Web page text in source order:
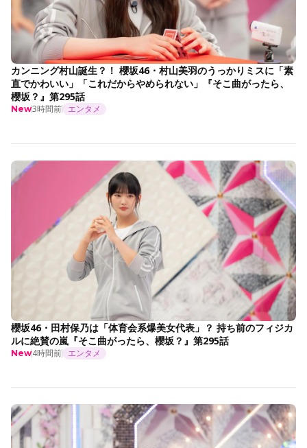
カンニング村山誕生？！ 櫻坂46・村山美羽のうっかりミスに「素
直でかわいい」「これだからやめられない」『そこ曲がったら、
櫻坂？』第295話
New3時間前 エンタメ
櫻坂46・田村保乃は「体育会系爆美女代表」？ 持ち前のフィジカ
ルに絶賛の嵐『そこ曲がったら、櫻坂？』第295話
New4時間前 エンタメ